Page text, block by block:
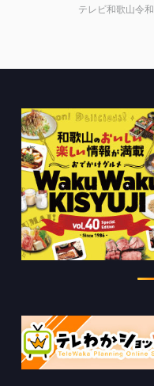
ち
情報
特別番組【8月】の情
わか
た。
新
テレビ和歌山令